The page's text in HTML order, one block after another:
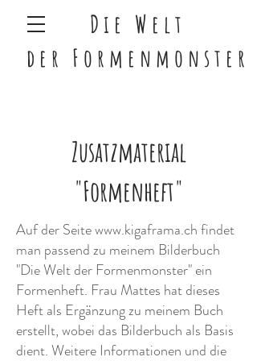
Die Welt
der Formenmonster
Zusatzmaterial
"Formenheft"
Auf der Seitewww.kigaframa.chfindet
man passend zu meinem Bilderbuch
"Die Welt der Formenmonster" ein
Formenheft. Frau Mattes hat dieses
Heft als Ergänzung zu meinem Buch
erstellt, wobei das Bilderbuch als Basis
dient. Weitere Informationen und die